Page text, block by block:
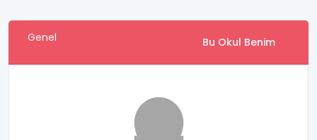
Genel Bu Okul Benim